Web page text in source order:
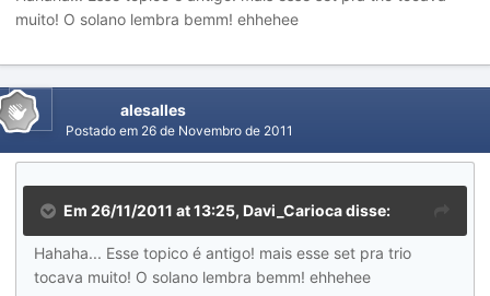
muito! O solano lembra bemm! ehhehee
alesalles
Postado em 26 de Novembro de 2011
Em 26/11/2011 at 13:25, Davi_Carioca disse:
Hahaha... Esse topico é antigo! mais esse set pra trio
tocava muito! O solano lembra bemm! ehhehee